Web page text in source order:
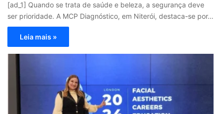
[ad_1] Quando se trata de saúde e beleza, a segurança deve
ser prioridade. A MCP Diagnóstico, em Niterói, destaca-se por…
Leia mais »